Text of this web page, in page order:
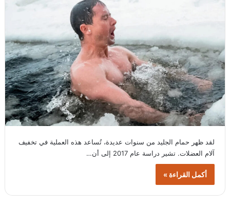
لقد ظهر حمام الجليد من سنوات عديدة، تُساعد هذه العملية في تخفيف
آلام العضلات. تشير دراسة عام 2017 إلى أن…
أكمل القراءة »